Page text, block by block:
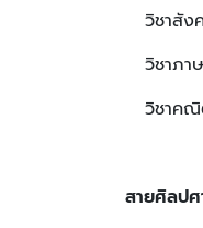
วิชาสั
วิชาภ
วิชาคณิ
สายศิลป